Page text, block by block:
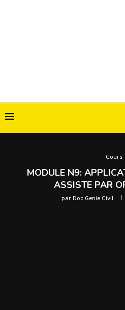
Cours
MODULE N9:
ASSISTE PAR
parDoc Genie Civil